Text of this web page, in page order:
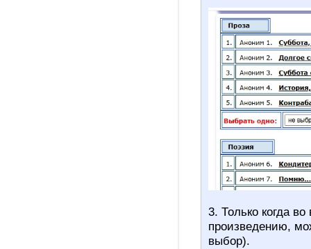
3. Только когда
произведению,
выбор).